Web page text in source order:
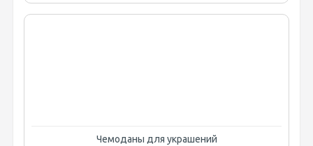
Чемоданы для украшений